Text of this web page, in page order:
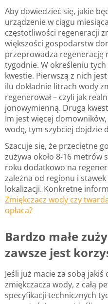
Aby dowiedzieć się, jakie
urządzenie w ciągu
częstotliwości regeneracji
większości gospodarstw
przeprowadza regenerację
tygodnie. W określeniu
kwestie. Pierwszą z nich
ilu dokładnie litrach wody
regenerował – czyli jak
jonowymienną. Druga
Im jest więcej
wodę, tym szybciej dojdzie
Szacuje się, że przeciętne
zużywa około 8-16 metrów
roku dodatkowo na
zależna od regionu i
lokalizacji. Konkretne
Zmiękczacz wody czy
opłaca?
Bardzo małe
zawsze jest
Jeśli już macie za sobą jakiś
zmiękczacza wody, z całą
specyfikacji technicznych